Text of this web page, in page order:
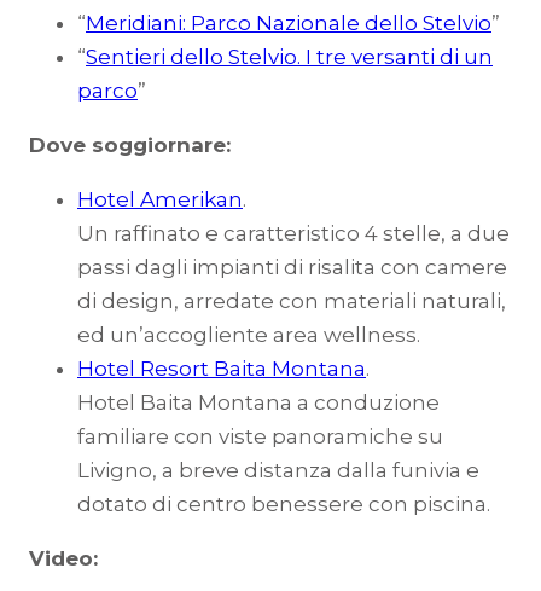
“Meridiani: Parco Nazionale dello Stelvio”
“Sentieri dello Stelvio. I tre versanti di un
parco”
Dove soggiornare:
Hotel Amerikan.
Un raffinato e caratteristico 4 stelle, a due
passi dagli impianti di risalita con camere
di design, arredate con materiali naturali,
ed un’accogliente area wellness.
Hotel Resort Baita Montana.
Hotel Baita Montana a conduzione
familiare con viste panoramiche su
Livigno, a breve distanza dalla funivia e
dotato di centro benessere con piscina.
Video: